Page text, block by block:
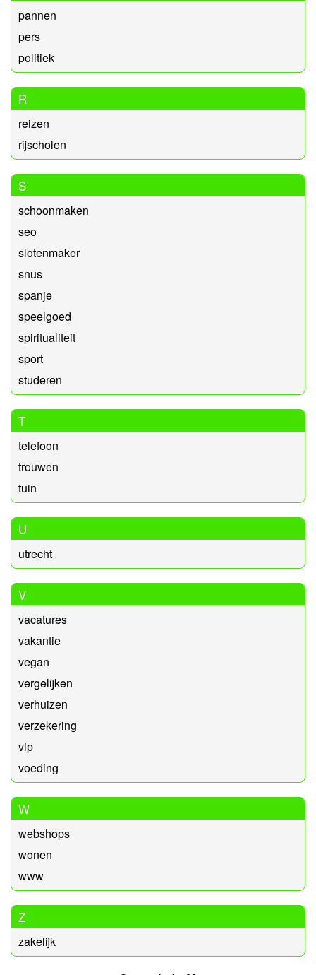
pannen
pers
politiek
R
reizen
rijscholen
S
schoonmaken
seo
slotenmaker
snus
spanje
speelgoed
spiritualiteit
sport
studeren
T
telefoon
trouwen
tuin
U
utrecht
V
vacatures
vakantie
vegan
vergelijken
verhuizen
verzekering
vip
voeding
W
webshops
wonen
www
Z
zakelijk